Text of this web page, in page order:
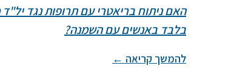
האם ניתוח בריאטרי עם תרופות נגד
בלבד באנשים עם השמנה?
להמשך קריאה ←